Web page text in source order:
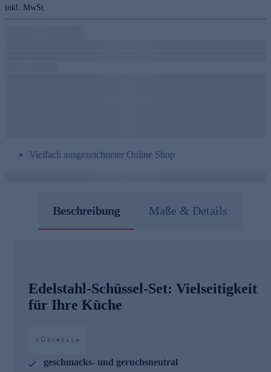
inkl. MwSt.
Vielfach ausgezeichneter Online Shop
Beschreibung Maße & Details
Edelstahl-Schüssel-Set: Vielseitigkeit
für Ihre Küche
geschmacks- und geruchsneutral